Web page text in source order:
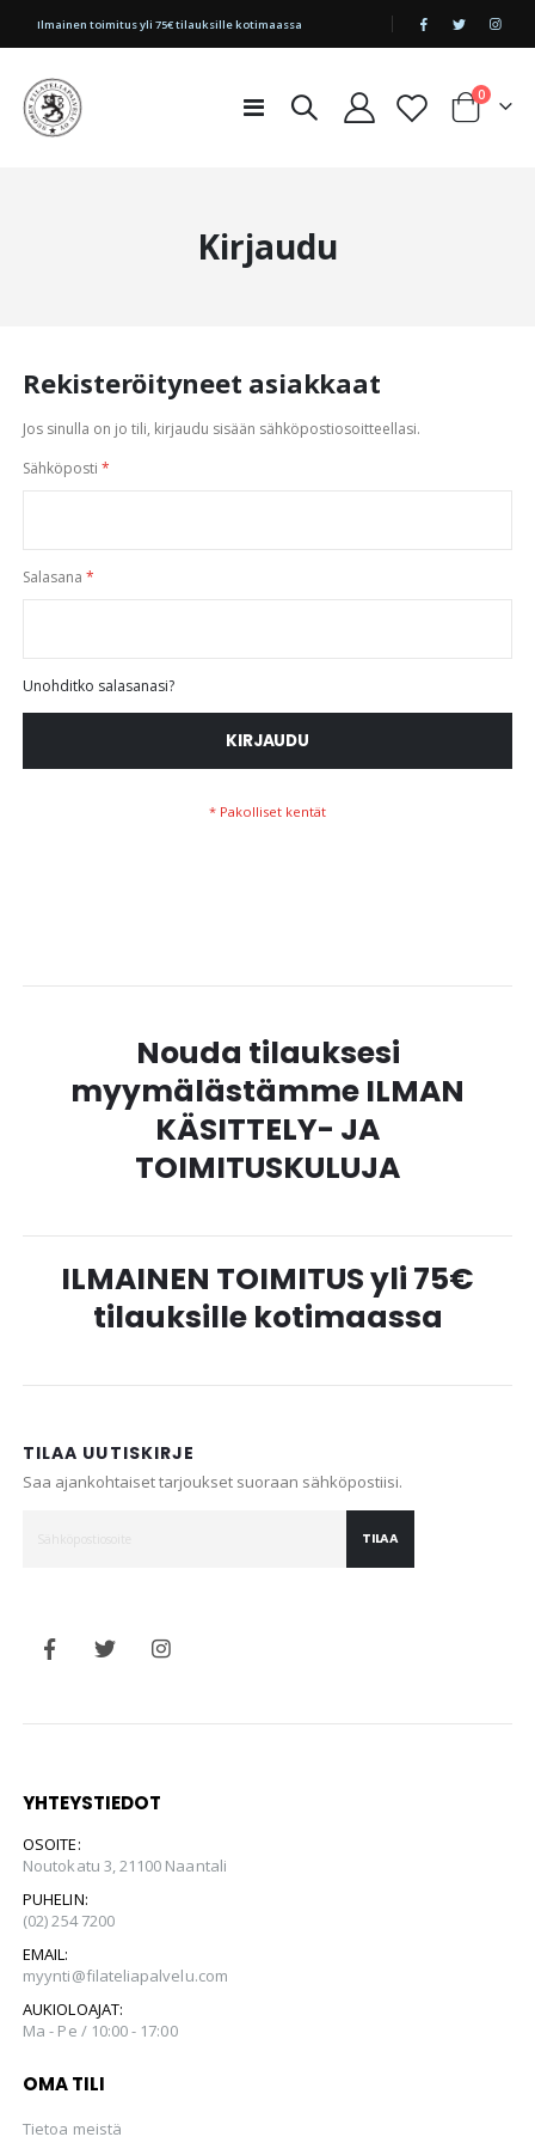
|
Ilmainen toimitus yli 75€ tilauksille kotimaassa
Toggle
Cart
0tuotetta
Kirjaudu
Rekisteröityneet asiakkaat
Jos sinulla on jo tili, kirjaudu sisään sähköpostiosoitteellasi.
Sähköposti
Salasana
Unohditko salasanasi?
KIRJAUDU
Nouda tilauksesi
myymälästämme ILMAN
KÄSITTELY- JA
TOIMITUSKULUJA
ILMAINEN TOIMITUS yli 75€
tilauksille kotimaassa
TILAA UUTISKIRJE
Saa ajankohtaiset tarjoukset suoraan sähköpostiisi.
TILAA
YHTEYSTIEDOT
OSOITE:
Noutokatu 3, 21100 Naantali
PUHELIN:
(02) 254 7200
EMAIL:
myynti@filateliapalvelu.com
AUKIOLOAJAT:
Ma - Pe / 10:00 - 17:00
OMA TILI
Tietoa meistä